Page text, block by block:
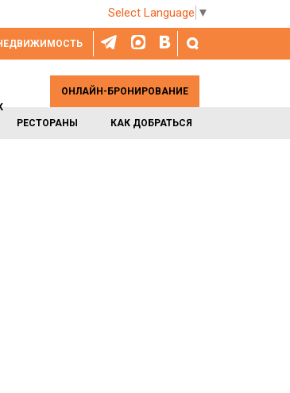
Select Language ▼
РЕСТОРАНЫ КАК ДОБРАТЬСЯ
ОНЛАЙН-БРОНИРОВАНИЕ